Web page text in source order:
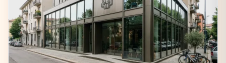
62 coworking